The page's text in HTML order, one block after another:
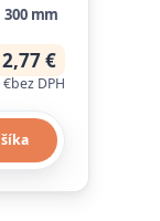
mm
2,77 €
€bez DPH